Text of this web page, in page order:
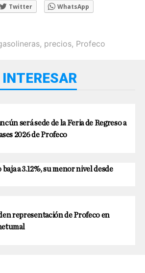
Twitter WhatsApp
, precios, Profeco
será sede de la Feria de Regreso a
2026 de Profeco
a 3.12%, su menor nivel desde
representación de Profeco en